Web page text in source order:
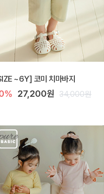
~6Y] 코미 치마바지
27,200원 34,000원